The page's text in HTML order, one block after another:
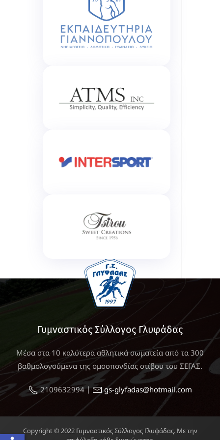
Γυμναστικός Σύλλογος Γλυφάδας
Μέσα στα 10 καλύτερα αθλητικά σωματεία από τα 300
βαθμολογούμενα της ομοσπονδίας στίβου του ΣΕΓΑΣ.
2109632994| gs-glyfadas@hotmail.com
Copyright © 2022 Γυμναστικός Σύλλογος Γλυφάδας. Με την